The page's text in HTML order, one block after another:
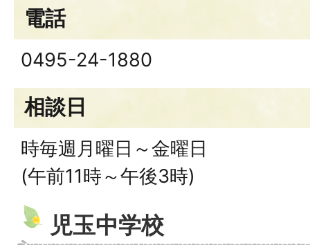
電話
0495-24-1880
相談日
時毎週月曜日～金曜日
(午前11時～午後3時)
児玉中学校